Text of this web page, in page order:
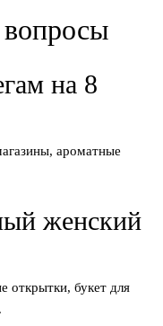
вопросы
на 8
ароматные
женский
открытки, букет для